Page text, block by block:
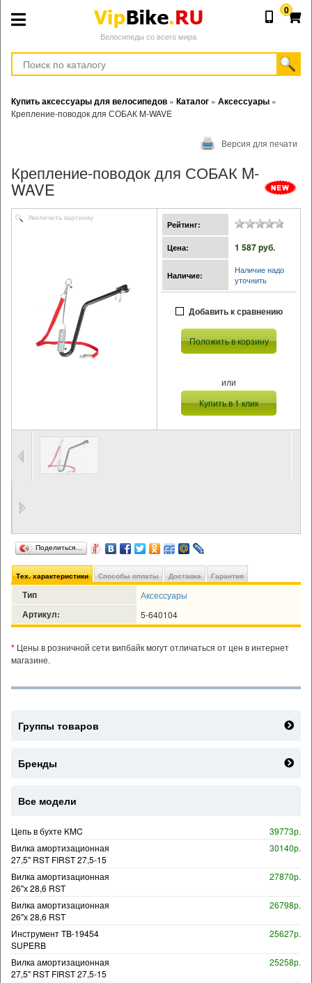
Велосипеды со всего мира
0
Купить аксессуары для велосипедов » Каталог » Аксессуары »
Крепление-поводок для СОБАК M-WAVE
Версия для печати
Крепление-поводок для СОБАК M-
WAVE
Увеличить картинку
Рейтинг:
Цена: 1 587 pуб.
Наличие:
Наличие надо
уточнить
Добавить к сравнению
Положить в корзину
или
Купить в 1 клик
Поделиться…
Тех. характеристики Способы оплаты Доставка Гарантия
Тип Аксессуары
Артикул: 5-640104
* Цены в розничной сети випбайк могут отличаться от цен в интернет
магазине.
Группы товаров
Бренды
Все модели
Цепь в бухте KMC
39773р.
Вилка амортизационная
27,5" RST FIRST 27,5-15
30140р.
Вилка амортизационная
26"х 28,6 RST
27870р.
Вилка амортизационная
26"х 28,6 RST
26798р.
Инструмент TB-19454
SUPERB
25627р.
Вилка амортизационная
27,5" RST FIRST 27,5-15
25258р.